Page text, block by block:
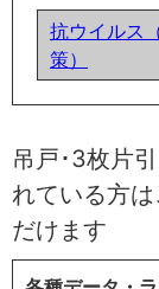
抗ウイルス
策）
吊戸･3枚片
れている方
だけます